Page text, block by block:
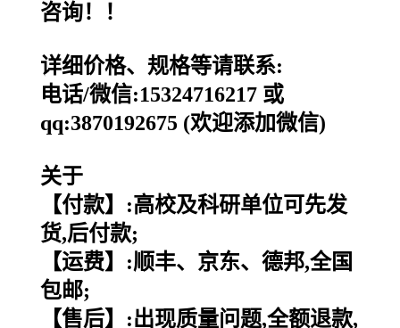
咨询！！
详细价格、规格等请联系:
电话/微信:15324716217 或
qq:3870192675 (欢迎添加微信)
关于
【付款】:高校及科研单位可先发
货,后付款;
【运费】:顺丰、京东、德邦,全国
包邮;
【售后】:出现质量问题,全额退款,